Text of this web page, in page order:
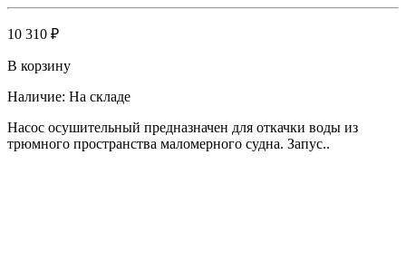
10 310 ₽
В корзину
Наличие: На складе
Насос осушительный предназначен для откачки воды из
трюмного пространства маломерного судна. Запус..